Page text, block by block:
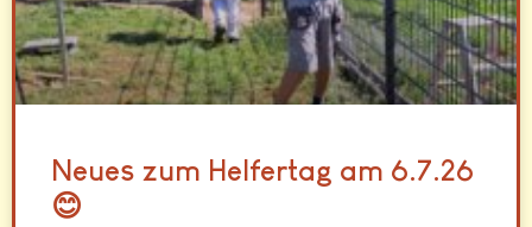
Neues zum Helfertag am 6.7.26
😊